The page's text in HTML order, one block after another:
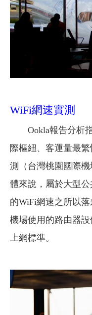
WiFi網速實測
Ookla報告分析
際樞紐、客運量最
測（台灣桃園國際
體來說，屬於大型
的WiFi網速之所以
機場使用的路由器
上網標準。